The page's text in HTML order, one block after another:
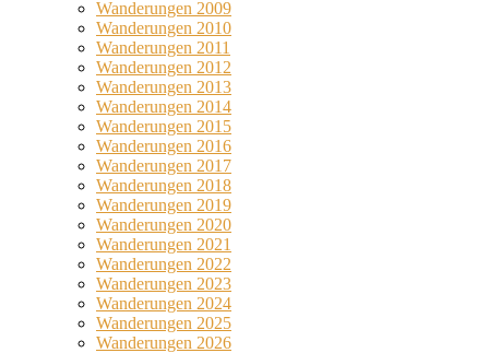
Wanderungen 2009
Wanderungen 2010
Wanderungen 2011
Wanderungen 2012
Wanderungen 2013
Wanderungen 2014
Wanderungen 2015
Wanderungen 2016
Wanderungen 2017
Wanderungen 2018
Wanderungen 2019
Wanderungen 2020
Wanderungen 2021
Wanderungen 2022
Wanderungen 2023
Wanderungen 2024
Wanderungen 2025
Wanderungen 2026